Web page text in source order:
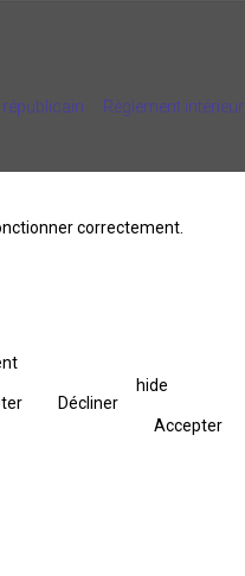
Règlement intérieur
correctement.
Décliner
hide
Accepter